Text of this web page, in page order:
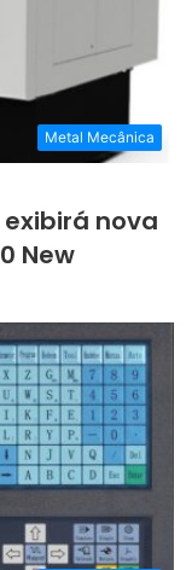
Metal Mecânica
exibirá nova
New